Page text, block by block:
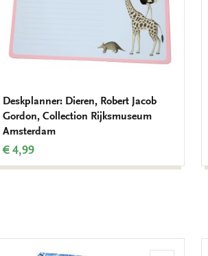
Deskplanner: Dieren, Robert Jacob
Gordon, Collection Rijksmuseum
Amsterdam
€ 4,99